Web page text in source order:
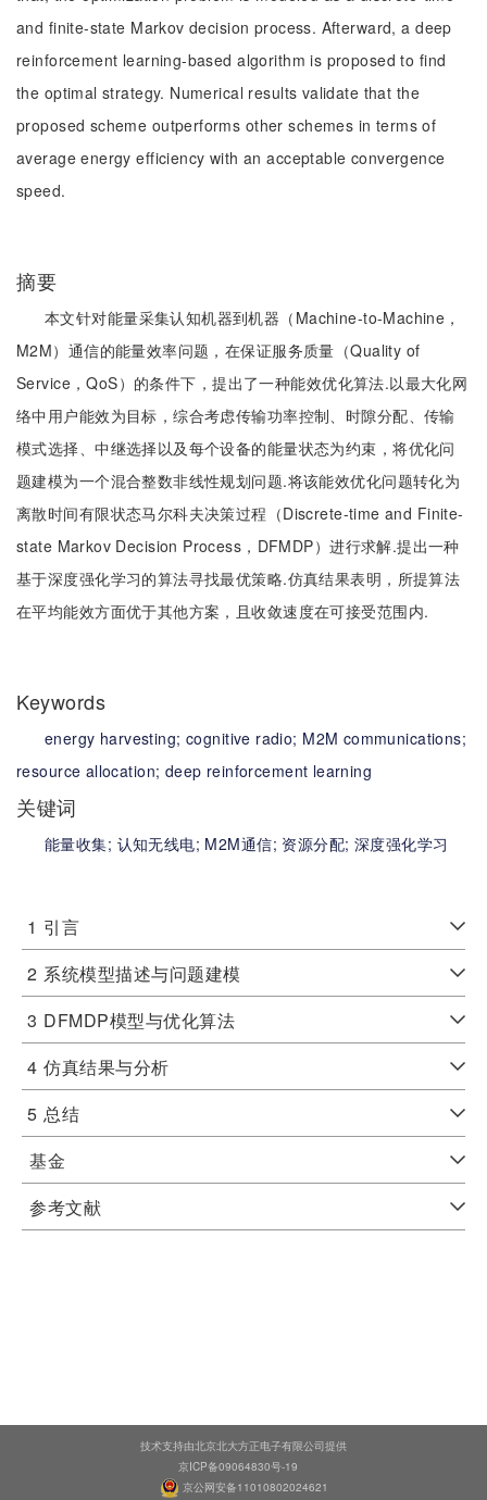
and finite-state Markov decision process. Afterward, a deep
reinforcement learning-based algorithm is proposed to find
the optimal strategy. Numerical results validate that the
proposed scheme outperforms other schemes in terms of
average energy efficiency with an acceptable convergence
speed.
摘要
本文针对能量采集认知机器到机器（Machine-to-Machine，
M2M）通信的能量效率问题，在保证服务质量（Quality of
Service，QoS）的条件下，提出了一种能效优化算法.以最大化网
络中用户能效为目标，综合考虑传输功率控制、时隙分配、传输
模式选择、中继选择以及每个设备的能量状态为约束，将优化问
题建模为一个混合整数非线性规划问题.将该能效优化问题转化为
离散时间有限状态马尔科夫决策过程（Discrete-time and Finite-
state Markov Decision Process，DFMDP）进行求解.提出一种
基于深度强化学习的算法寻找最优策略.仿真结果表明，所提算法
在平均能效方面优于其他方案，且收敛速度在可接受范围内.
Keywords
energy harvesting; cognitive radio; M2M communications;
resource allocation; deep reinforcement learning
关键词
能量收集; 认知无线电; M2M通信; 资源分配; 深度强化学习
1 引言
2 系统模型描述与问题建模
3 DFMDP模型与优化算法
4 仿真结果与分析
5 总结
基金
参考文献
技术支持由北京北大方正电子有限公司提供
京ICP备09064830号-19
京公网安备11010802024621